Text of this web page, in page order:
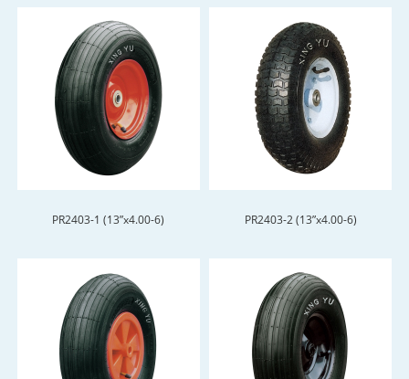
PR2403-1 (13”x4.00-6) PR2403-2 (13”x4.00-6)